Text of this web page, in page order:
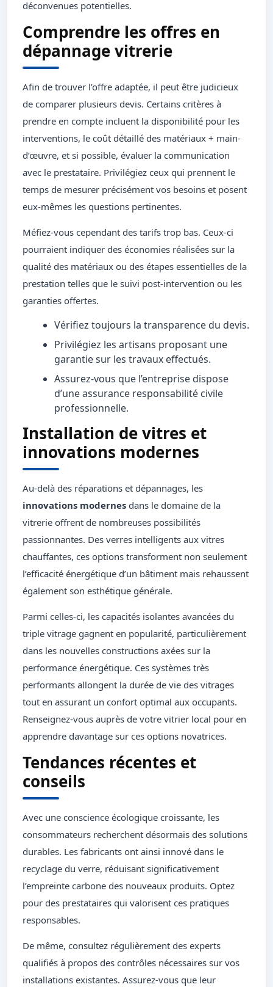
déconvenues potentielles.
Comprendre les offres en
dépannage vitrerie
Afin de trouver l’offre adaptée, il peut être judicieux
de comparer plusieurs devis. Certains critères à
prendre en compte incluent la disponibilité pour les
interventions, le coût détaillé des matériaux + main-
d’œuvre, et si possible, évaluer la communication
avec le prestataire. Privilégiez ceux qui prennent le
temps de mesurer précisément vos besoins et posent
eux-mêmes les questions pertinentes.
Méfiez-vous cependant des tarifs trop bas. Ceux-ci
pourraient indiquer des économies réalisées sur la
qualité des matériaux ou des étapes essentielles de la
prestation telles que le suivi post-intervention ou les
garanties offertes.
Vérifiez toujours la transparence du devis.
Privilégiez les artisans proposant une
garantie sur les travaux effectués.
Assurez-vous que l’entreprise dispose
d’une assurance responsabilité civile
professionnelle.
Installation de vitres et
innovations modernes
Au-delà des réparations et dépannages, les
innovations modernes dans le domaine de la
vitrerie offrent de nombreuses possibilités
passionnantes. Des verres intelligents aux vitres
chauffantes, ces options transforment non seulement
l’efficacité énergétique d’un bâtiment mais rehaussent
également son esthétique générale.
Parmi celles-ci, les capacités isolantes avancées du
triple vitrage gagnent en popularité, particulièrement
dans les nouvelles constructions axées sur la
performance énergétique. Ces systèmes très
performants allongent la durée de vie des vitrages
tout en assurant un confort optimal aux occupants.
Renseignez-vous auprès de votre vitrier local pour en
apprendre davantage sur ces options novatrices.
Tendances récentes et
conseils
Avec une conscience écologique croissante, les
consommateurs recherchent désormais des solutions
durables. Les fabricants ont ainsi innové dans le
recyclage du verre, réduisant significativement
l’empreinte carbone des nouveaux produits. Optez
pour des prestataires qui valorisent ces pratiques
responsables.
De même, consultez régulièrement des experts
qualifiés à propos des contrôles nécessaires sur vos
installations existantes. Assurez-vous que leur